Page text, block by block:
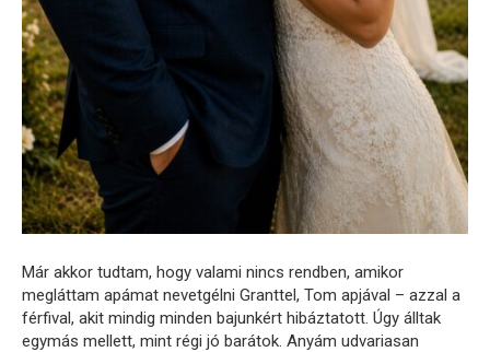
Már akkor tudtam, hogy valami nincs rendben, amikor
megláttam apámat nevetgélni Granttel, Tom apjával – azzal a
férfival, akit mindig minden bajunkért hibáztatott. Úgy álltak
egymás mellett, mint régi jó barátok. Anyám udvariasan